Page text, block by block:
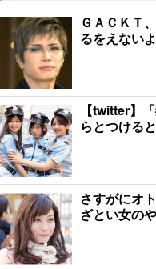
ＧＡＣＫＴ
るをえない
【twitter】
らとつける
さすがにオ
ざとい女の